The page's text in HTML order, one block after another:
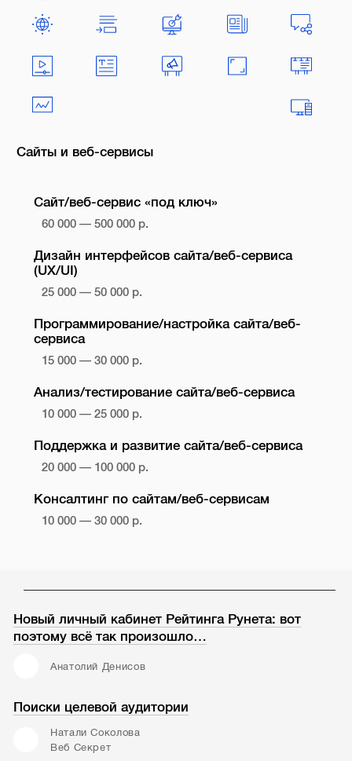
Сайты и веб-сервисы
Сайт/веб-сервис «под ключ»
60 000 — 500 000 р.
Дизайн интерфейсов сайта/веб-сервиса
(UX/UI)
25 000 — 50 000 р.
Программирование/настройка сайта/веб-
сервиса
15 000 — 30 000 р.
Анализ/тестирование сайта/веб-сервиса
10 000 — 25 000 р.
Поддержка и развитие сайта/веб-сервиса
20 000 — 100 000 р.
Консалтинг по сайтам/веб-сервисам
10 000 — 30 000 р.
Новый личный кабинет Рейтинга Рунета: вот
поэтому всё так произошло…
Анатолий Денисов
Поиски целевой аудитории
Натали Соколова
Веб Секрет